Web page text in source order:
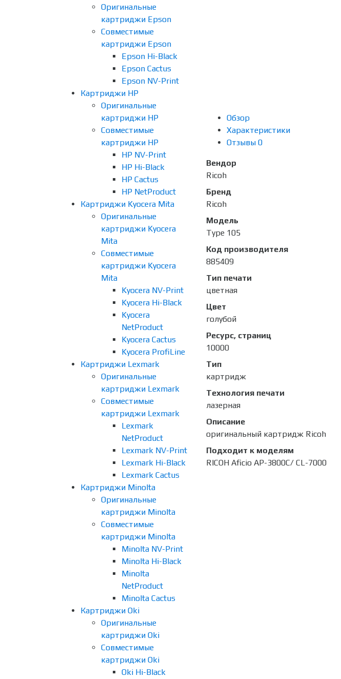
Оригинальные
картриджи Epson
Совместимые
картриджи Epson
Epson Hi-Black
Epson Cactus
Epson NV-Print
Картриджи HP
Оригинальные
картриджи HP
Совместимые
картриджи HP
HP NV-Print
HP Hi-Black
HP Cactus
HP NetProduct
Картриджи Kyocera Mita
Оригинальные
картриджи Kyocera
Mita
Совместимые
картриджи Kyocera
Mita
Kyocera NV-Print
Kyocera Hi-Black
Kyocera
NetProduct
Kyocera Cactus
Kyocera ProfiLine
Картриджи Lexmark
Оригинальные
картриджи Lexmark
Совместимые
картриджи Lexmark
Lexmark
NetProduct
Lexmark NV-Print
Lexmark Hi-Black
Lexmark Cactus
Картриджи Minolta
Оригинальные
картриджи Minolta
Совместимые
картриджи Minolta
Minolta NV-Print
Minolta Hi-Black
Minolta
NetProduct
Minolta Cactus
Картриджи Oki
Оригинальные
картриджи Oki
Совместимые
картриджи Oki
Oki Hi-Black
Обзор
Характеристики
Отзывы 0
Вендор
Ricoh
Бренд
Ricoh
Модель
Type 105
Код производителя
885409
Тип печати
цветная
Цвет
голубой
Ресурс, страниц
10000
Тип
картридж
Технология печати
лазерная
Описание
оригинальный картридж Ricoh
Подходит к моделям
RICOH Aficio AP-3800C/ CL-7000